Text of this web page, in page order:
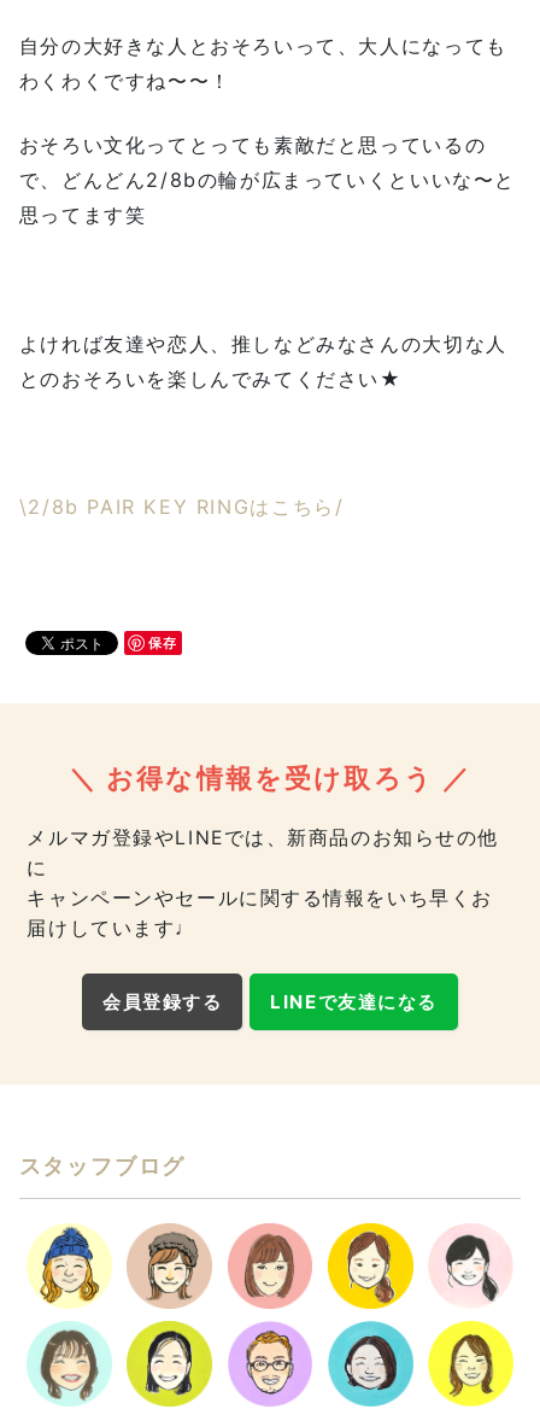
自分の大好きな人とおそろいって、大人になっても
わくわくですね〜〜！
おそろい文化ってとっても素敵だと思っているの
で、どんどん2/8bの輪が広まっていくといいな〜と
思ってます笑
よければ友達や恋人、推しなどみなさんの大切な人
とのおそろいを楽しんでみてください★
\2/8b PAIR KEY RINGはこちら/
保存
＼ お得な情報を受け取ろう ／
メルマガ登録やLINEでは、新商品のお知らせの他
に
キャンペーンやセールに関する情報をいち早くお
届けしています♩
会員登録する LINEで友達になる
スタッフブログ